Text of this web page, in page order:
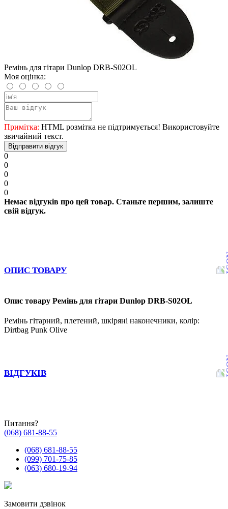
Ремінь для гітари Dunlop DRB-S02OL
Моя оцінка:
Примітка: HTML розмітка не підтримується! Використовуйте
звичайний текст.
Відправити відгук
0
0
0
0
0
Немає відгуків про цей товар. Станьте першим, залиште
свій відгук.
ОПИС ТОВАРУ
Опис товару Ремінь для гітари Dunlop DRB-S02OL
Ремінь гітарний, плетений, шкіряні наконечники, колір:
Dirtbag Punk Olive
ВІДГУКІВ
Питання?
(068) 681-88-55
(068) 681-88-55
(099) 701-75-85
(063) 680-19-94
Замовити дзвінок